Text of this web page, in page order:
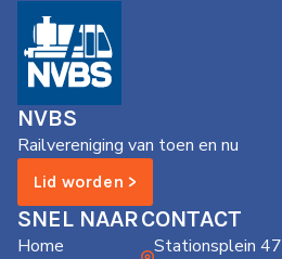
NVBS
Railvereniging van toen en nu
Lid worden >
SNEL NAAR
Home
CONTACT
Stationsplein 47